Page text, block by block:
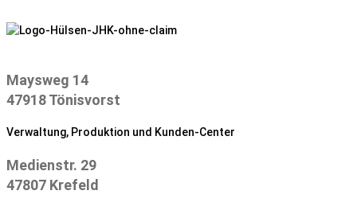
Inhalt
Maysweg 14
47918 Tönisvorst
Verwaltung, Produktion und Kunden-Center
Medienstr. 29
47807 Krefeld